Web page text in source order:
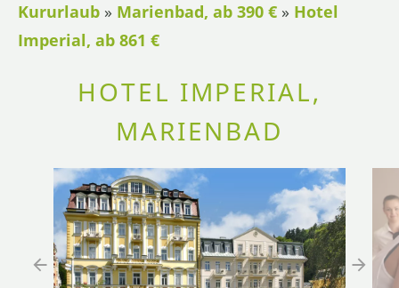
Kururlaub » Marienbad, ab 390 € » Hotel
Imperial, ab 861 €
HOTEL IMPERIAL,
MARIENBAD